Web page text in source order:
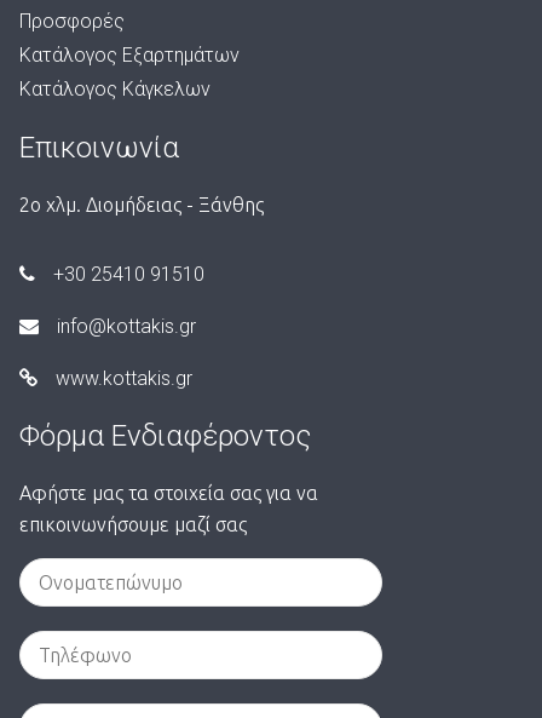
Προσφορές
Κατάλογος Εξαρτημάτων
Κατάλογος Κάγκελων
Επικοινωνία
2ο χλμ. Διομήδειας - Ξάνθης
+30 25410 91510
info@kottakis.gr
www.kottakis.gr
Φόρμα Ενδιαφέροντος
Αφήστε μας τα στοιχεία σας για να
επικοινωνήσουμε μαζί σας